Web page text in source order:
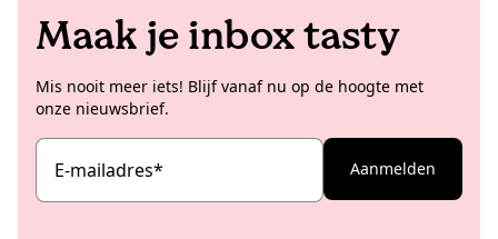
Maak je inbox tasty
Mis nooit meer iets! Blijf vanaf nu op de hoogte met
onze nieuwsbrief.
E-mailadres* Aanmelden